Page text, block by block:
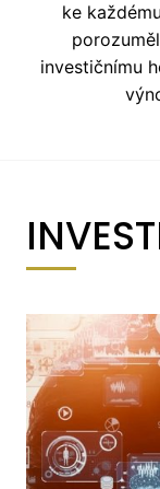
ke
investičnímu